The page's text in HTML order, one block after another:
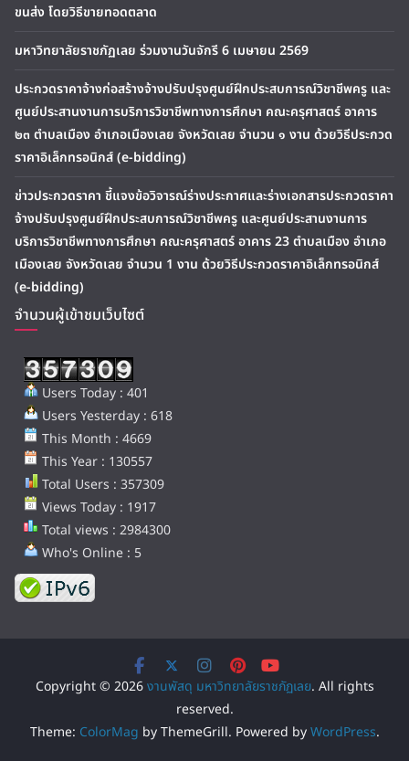
ขนส่ง โดยวิธีขายทอดตลาด
มหาวิทยาลัยราชภัฏเลย ร่วมงานวันจักรี 6 เมษายน 2569
ประกวดราคาจ้างก่อสร้างจ้างปรับปรุงศูนย์ฝึกประสบการณ์วิชาชีพครู และ
ศูนย์ประสานงานการบริการวิชาชีพทางการศึกษา คณะครุศาสตร์ อาคาร
๒๓ ตำบลเมือง อำเภอเมืองเลย จังหวัดเลย จำนวน ๑ งาน ด้วยวิธีประกวด
ราคาอิเล็กทรอนิกส์ (e-bidding)
ข่าวประกวดราคา ชี้แจงข้อวิจารณ์ร่างประกาศและร่างเอกสารประกวดราคา
จ้างปรับปรุงศูนย์ฝึกประสบการณ์วิชาชีพครู และศูนย์ประสานงานการ
บริการวิชาชีพทางการศึกษา คณะครุศาสตร์ อาคาร 23 ตำบลเมือง อำเภอ
เมืองเลย จังหวัดเลย จำนวน 1 งาน ด้วยวิธีประกวดราคาอิเล็กทรอนิกส์
(e-bidding)
จำนวนผู้เข้าชมเว็บไซต์
Users Today : 401
Users Yesterday : 618
This Month : 4669
This Year : 130557
Total Users : 357309
Views Today : 1917
Total views : 2984300
Who's Online : 5
Copyright © 2026งานพัสดุ มหาวิทยาลัยราชภัฏเลย. All rights
reserved.
Theme: ColorMag by ThemeGrill. Powered byWordPress.